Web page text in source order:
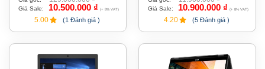
Giá Sale: 10.500.000 ₫ (+ 8% VAT)
5.00 (1 Đánh giá )
Giá Sale: 10.900.000 ₫ (+ 8% VAT)
4.20 (5 Đánh giá )